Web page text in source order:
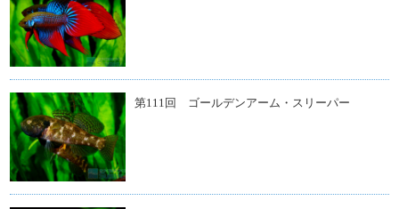
第111回 ゴールデンアーム・スリーパー